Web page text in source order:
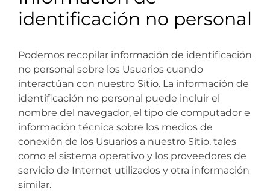
identificación no personal
Podemos recopilar información de identificación
no personal sobre los Usuarios cuando
interactúan con nuestro Sitio. La información de
identificación no personal puede incluir el
nombre del navegador, el tipo de computador e
información técnica sobre los medios de
conexión de los Usuarios a nuestro Sitio, tales
como el sistema operativo y los proveedores de
servicio de Internet utilizados y otra información
similar.